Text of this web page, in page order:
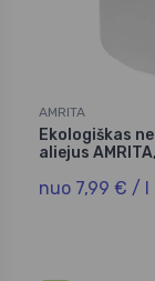
AMRITA
Ekologiškas
aliejus AMRITA,
nuo 7,99 € / l